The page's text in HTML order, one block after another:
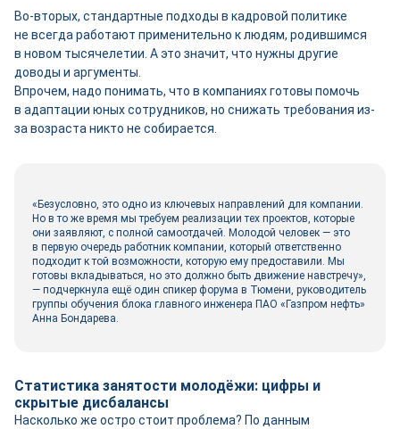
Во-вторых, стандартные подходы в кадровой политике
не всегда работают применительно к людям, родившимся
в новом тысячелетии. А это значит, что нужны другие
доводы и аргументы.
Впрочем, надо понимать, что в компаниях готовы помочь
в адаптации юных сотрудников, но снижать требования из-
за возраста никто не собирается.
«Безусловно, это одно из ключевых направлений для компании.
Но в то же время мы требуем реализации тех проектов, которые
они заявляют, с полной самоотдачей. Молодой человек — это
в первую очередь работник компании, который ответственно
подходит к той возможности, которую ему предоставили. Мы
готовы вкладываться, но это должно быть движение навстречу»,
— подчеркнула ещё один спикер форума в Тюмени, руководитель
группы обучения блока главного инженера ПАО «Газпром нефть»
Анна Бондарева.
Статистика занятости молодёжи: цифры и
скрытые дисбалансы
Насколько же остро стоит проблема? По данным